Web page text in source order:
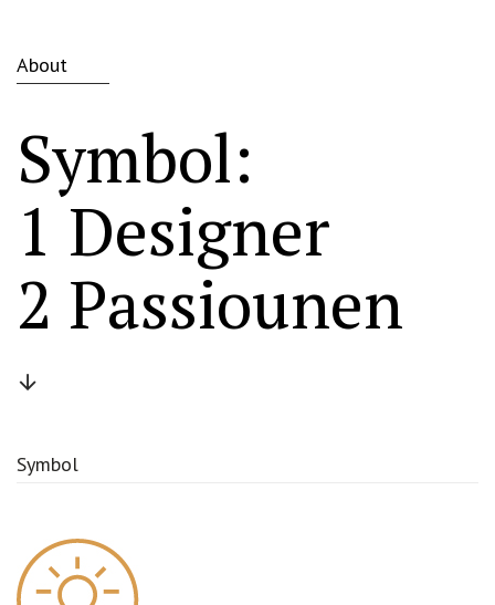
About
Symbol:
1 Designer
2 Passiounen
Symbol